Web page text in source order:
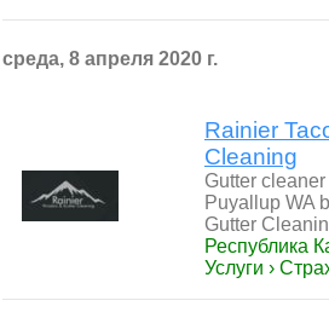
среда, 8 апреля 2020 г.
Rainier
Cleaning
Gutter
Puyallup WA
Gutter
Республика
Услуги ›